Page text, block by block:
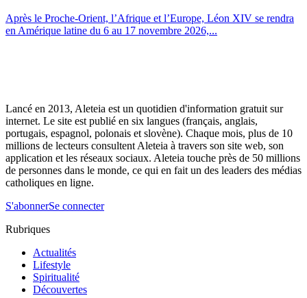
Après le Proche-Orient, l’Afrique et l’Europe, Léon XIV se rendra
en Amérique latine du 6 au 17 novembre 2026,...
Lancé en 2013, Aleteia est un quotidien d'information gratuit sur
internet. Le site est publié en six langues (français, anglais,
portugais, espagnol, polonais et slovène). Chaque mois, plus de 10
millions de lecteurs consultent Aleteia à travers son site web, son
application et les réseaux sociaux. Aleteia touche près de 50 millions
de personnes dans le monde, ce qui en fait un des leaders des médias
catholiques en ligne.
S'abonnerSe connecter
Rubriques
Actualités
Lifestyle
Spiritualité
Découvertes